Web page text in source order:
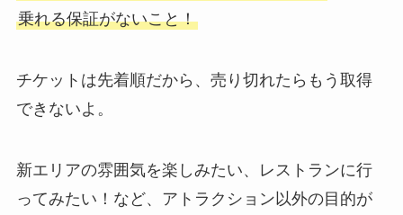
乗れる保証がないこと！
チケットは先着順だから、売り切れたらもう取得
できないよ。
新エリアの雰囲気を楽しみたい、レストランに行
ってみたい！など、アトラクション以外の目的が